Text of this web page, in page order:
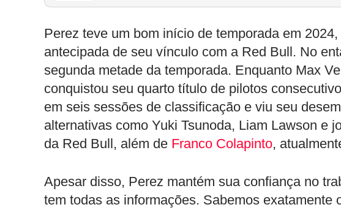
Perez teve um bom início de temporada em
antecipada de seu vínculo com a Red Bull. No
segunda metade da temporada. Enquanto Max
conquistou seu quarto título de pilotos
em seis sessões de classificação e viu seu
alternativas como Yuki Tsunoda, Liam Lawson e
da Red Bull, além de Franco Colapinto,
Apesar disso, Perez mantém sua confiança no
tem todas as informações. Sabemos exatamente